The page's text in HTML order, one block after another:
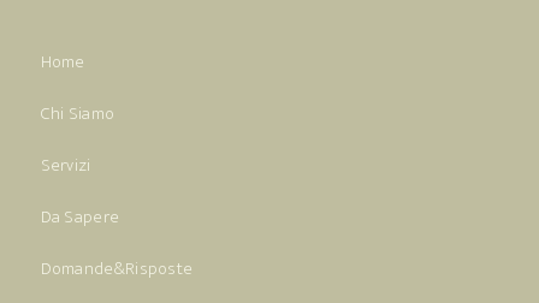
Home
Chi Siamo
Servizi
Da Sapere
Domande&Risposte